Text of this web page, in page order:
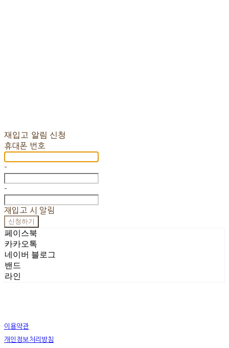
재입고 알림 신청
휴대폰 번호
-
-
재입고 시 알림
신청하기
페이스북
카카오톡
네이버 블로그
밴드
라인
이용약관
개인정보처리방침